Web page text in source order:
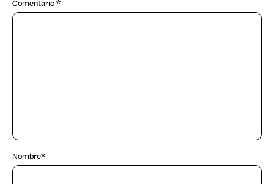
Comentario*
Nombre*